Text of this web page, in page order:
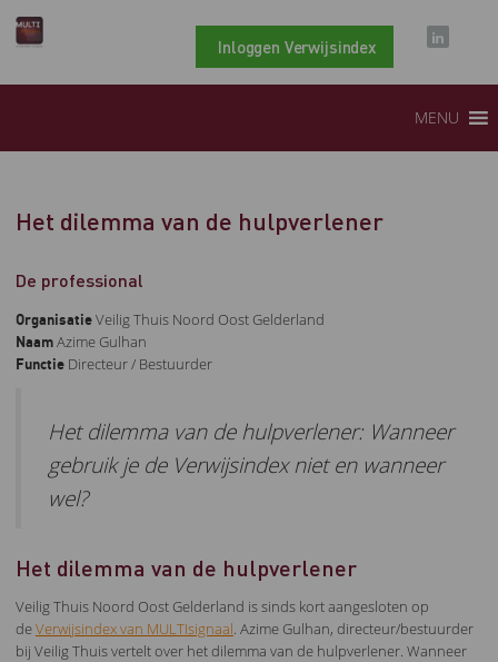
Inloggen Verwijsindex
MENU
Het dilemma van de hulpverlener
De professional
OrganisatieVeilig Thuis Noord Oost Gelderland
NaamAzime Gulhan
Functie Directeur / Bestuurder
Het dilemma van de hulpverlener: Wanneer
gebruik je de Verwijsindex niet en wanneer
wel?
Het dilemma van de hulpverlener
Veilig Thuis Noord Oost Gelderland is sinds kort aangesloten op
deVerwijsindex van MULTIsignaal. Azime Gulhan, directeur/bestuurder
bij Veilig Thuis vertelt over het dilemma van de hulpverlener. Wanneer